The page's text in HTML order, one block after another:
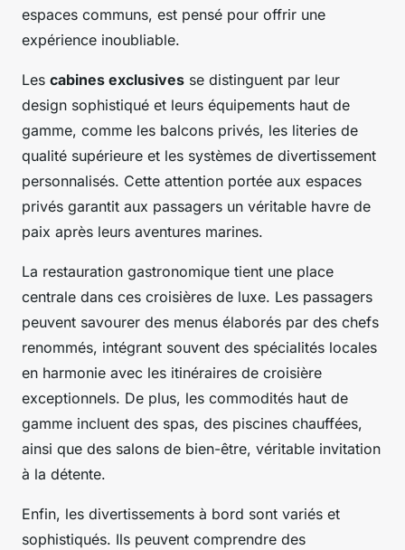
espaces communs, est pensé pour offrir une
expérience inoubliable.
Les cabines exclusives se distinguent par leur
design sophistiqué et leurs équipements haut de
gamme, comme les balcons privés, les literies de
qualité supérieure et les systèmes de divertissement
personnalisés. Cette attention portée aux espaces
privés garantit aux passagers un véritable havre de
paix après leurs aventures marines.
La restauration gastronomique tient une place
centrale dans ces croisières de luxe. Les passagers
peuvent savourer des menus élaborés par des chefs
renommés, intégrant souvent des spécialités locales
en harmonie avec les itinéraires de croisière
exceptionnels. De plus, les commodités haut de
gamme incluent des spas, des piscines chauffées,
ainsi que des salons de bien-être, véritable invitation
à la détente.
Enfin, les divertissements à bord sont variés et
sophistiqués. Ils peuvent comprendre des